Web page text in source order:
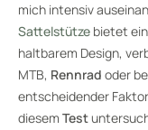
mich intensiv
Sattelstütze bietet
haltbarem Design,
MTB, Rennrad oder
entscheidender
diesem Test